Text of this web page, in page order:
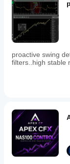
proactive swing
filters..high stable